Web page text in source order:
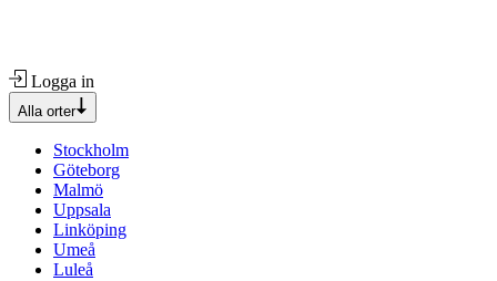
Logga in
Alla orter
Stockholm
Göteborg
Malmö
Uppsala
Linköping
Umeå
Luleå